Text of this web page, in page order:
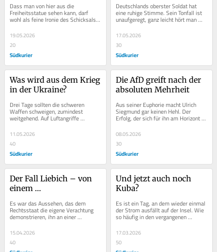
Dass man von hier aus die
Freiheitsstatue sehen kann, darf
wohl als feine Ironie des Schicksals
könnte die Freiheit...
19.05.2026
20
Südkurier
Deutschlands oberster Soldat hat
eine ruhige Stimme. Sein Tonfall ist
unaufgeregt, ganz leicht hört man
eine sauerländische Sprachfärbung.
Doch...
17.05.2026
30
Südkurier
Was wird aus dem Krieg
in der Ukraine?
Drei Tage sollten die schweren
Waffen schweigen, zumindest
weitgehend. Auf Luftangriffe
verzichteten die Gegner. Doch am
Boden gingen die Kämpfe...
11.05.2026
40
Südkurier
Die AfD greift nach der
absoluten Mehrheit
Aus seiner Euphorie macht Ulrich
Siegmund gar keinen Hehl. Der
Erfolg, der sich für ihn am Horizont
abzeichnet, hätte immerhin das Zeug,
die...
08.05.2026
30
Südkurier
Der Fall Liebich – von
einem
die deutsche Justiz zum
Narren hält
Es war das Aussehen, das dem
Rechtsstaat die eigene Verachtung
demonstrieren, ihn an einer
empfindlichen Stelle treffen sollte.
Auf dem Kopf ein...
15.04.2026
40
Und jetzt auch noch
Kuba?
Es ist ein Tag, an dem wieder einmal
der Strom ausfällt auf der Insel. Wie
so häufig in den vergangenen
Wochen. Das Leben ist schwer
geworden in dem...
17.03.2026
50